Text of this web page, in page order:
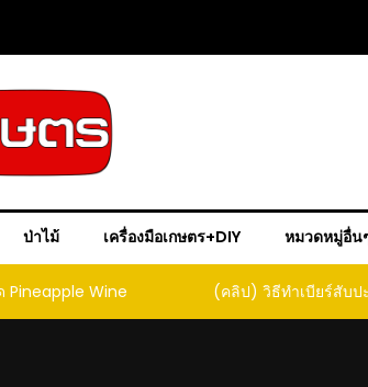
ป่าไม้ เครื่องมือเกษตร+DIY หมวดหมู่อื่น
ะรด เทปาเช่
(คลิป) รู้แล้วจะหนาว!! หัวเดีย
หนอนแมลง หนีกระเจิงทั้